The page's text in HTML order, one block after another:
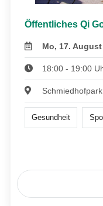
Öffentliches Qi
Mo, 17. August
18:00 - 19:00
Gesundheit